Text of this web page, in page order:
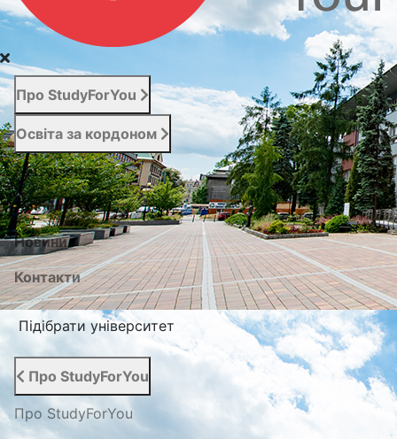
Про StudyForYou
Освіта за кордоном
Абітурієнту
Послуги
Новини
Контакти
Підібрати університет
Про StudyForYou
Про StudyForYou